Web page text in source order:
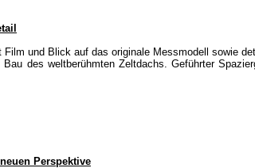
und Blick auf das originale Messmodell sowie
des weltberühmten Zeltdachs. Geführter
Perspektive